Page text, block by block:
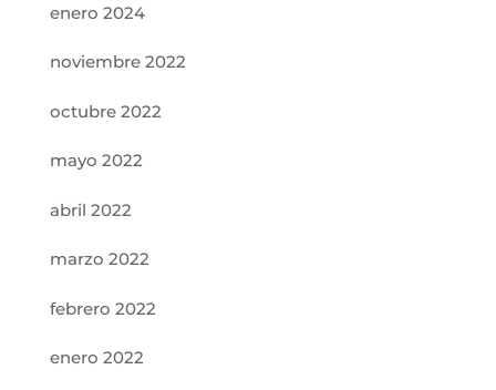
enero 2024
noviembre 2022
octubre 2022
mayo 2022
abril 2022
marzo 2022
febrero 2022
enero 2022